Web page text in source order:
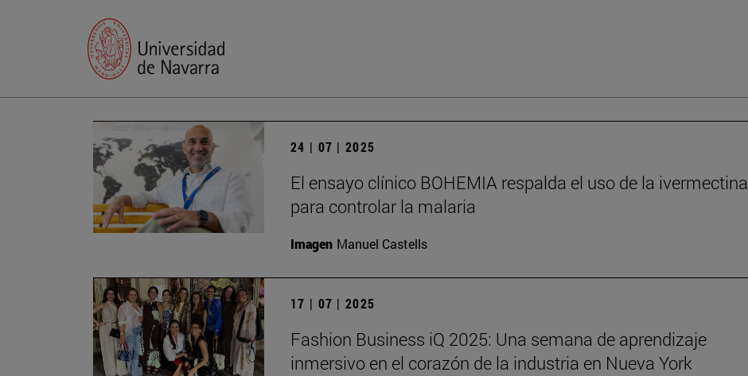
24 | 07 | 2025
El ensayo clínico BOHEMIA respalda el uso de la ivermectina
para controlar la malaria
Imagen Manuel Castells
17 | 07 | 2025
Fashion Business iQ 2025: Una semana de aprendizaje
inmersivo en el corazón de la industria en Nueva York